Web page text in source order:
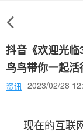
抖音《欢迎光临
鸟鸟带你一起活
资讯 2023/02/28
现在的互联